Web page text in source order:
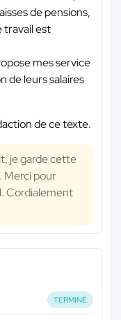
de pensions,
travail est
mes service
de leurs salaires
de ce texte.
je garde cette
Merci pour
Cordialement
TERMINÉ